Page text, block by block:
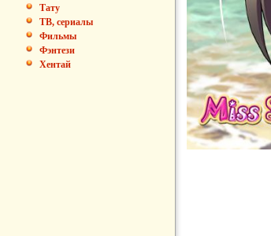
Тату
ТВ, сериалы
Фильмы
Фэнтези
Хентай